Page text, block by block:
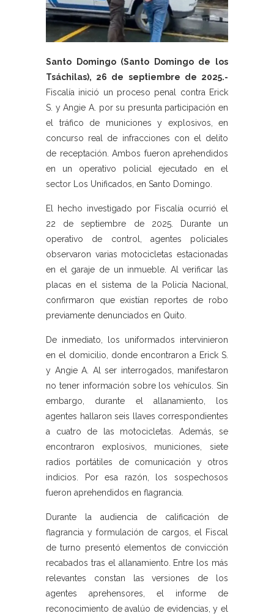
Santo Domingo (Santo Domingo de los
Tsáchilas), 26 de septiembre de 2025.-
Fiscalía inició un proceso penal contra Erick
S. y Angie A. por su presunta participación en
el tráfico de municiones y explosivos, en
concurso real de infracciones con el delito
de receptación. Ambos fueron aprehendidos
en un operativo policial ejecutado en el
sector Los Unificados, en Santo Domingo.
El hecho investigado por Fiscalía ocurrió el
22 de septiembre de 2025. Durante un
operativo de control, agentes policiales
observaron varias motocicletas estacionadas
en el garaje de un inmueble. Al verificar las
placas en el sistema de la Policía Nacional,
confirmaron que existían reportes de robo
previamente denunciados en Quito.
De inmediato, los uniformados intervinieron
en el domicilio, donde encontraron a Erick S.
y Angie A. Al ser interrogados, manifestaron
no tener información sobre los vehículos. Sin
embargo, durante el allanamiento, los
agentes hallaron seis llaves correspondientes
a cuatro de las motocicletas. Además, se
encontraron explosivos, municiones, siete
radios portátiles de comunicación y otros
indicios. Por esa razón, los sospechosos
fueron aprehendidos en flagrancia.
Durante la audiencia de calificación de
flagrancia y formulación de cargos, el Fiscal
de turno presentó elementos de convicción
recabados tras el allanamiento. Entre los más
relevantes constan las versiones de los
agentes aprehensores, el informe de
reconocimiento de avalúo de evidencias, y el